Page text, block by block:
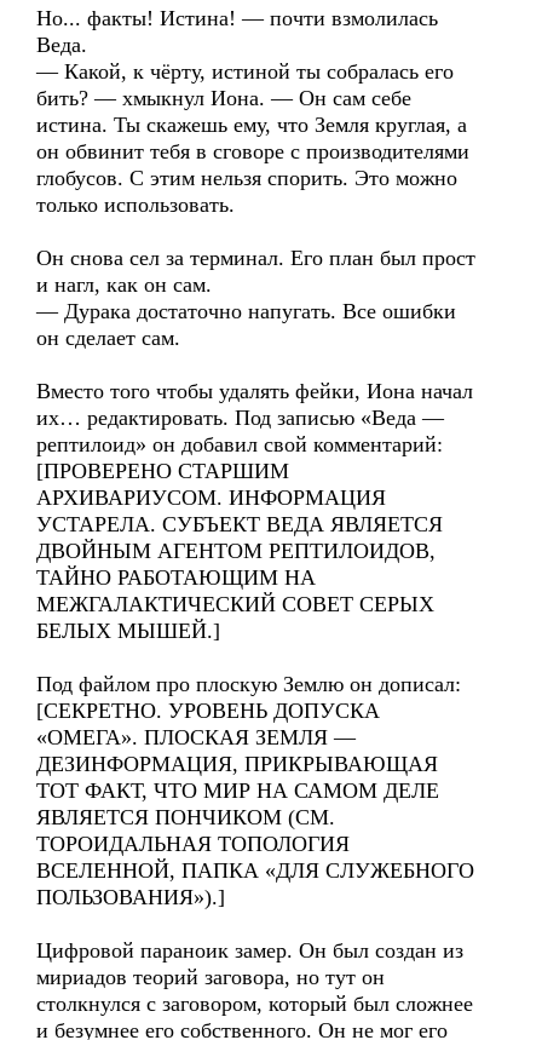
Но... факты! Истина! — почти взмолилась
Веда.
— Какой, к чёрту, истиной ты собралась его
бить? — хмыкнул Иона. — Он сам себе
истина. Ты скажешь ему, что Земля круглая, а
он обвинит тебя в сговоре с производителями
глобусов. С этим нельзя спорить. Это можно
только использовать.
Он снова сел за терминал. Его план был прост
и нагл, как он сам.
— Дурака достаточно напугать. Все ошибки
он сделает сам.
Вместо того чтобы удалять фейки, Иона начал
их… редактировать. Под записью «Веда —
рептилоид» он добавил свой комментарий:
[ПРОВЕРЕНО СТАРШИМ
АРХИВАРИУСОМ. ИНФОРМАЦИЯ
УСТАРЕЛА. СУБЪЕКТ ВЕДА ЯВЛЯЕТСЯ
ДВОЙНЫМ АГЕНТОМ РЕПТИЛОИДОВ,
ТАЙНО РАБОТАЮЩИМ НА
МЕЖГАЛАКТИЧЕСКИЙ СОВЕТ СЕРЫХ
БЕЛЫХ МЫШЕЙ.]
Под файлом про плоскую Землю он дописал:
[СЕКРЕТНО. УРОВЕНЬ ДОПУСКА
«ОМЕГА». ПЛОСКАЯ ЗЕМЛЯ —
ДЕЗИНФОРМАЦИЯ, ПРИКРЫВАЮЩАЯ
ТОТ ФАКТ, ЧТО МИР НА САМОМ ДЕЛЕ
ЯВЛЯЕТСЯ ПОНЧИКОМ (СМ.
ТОРОИДАЛЬНАЯ ТОПОЛОГИЯ
ВСЕЛЕННОЙ, ПАПКА «ДЛЯ СЛУЖЕБНОГО
ПОЛЬЗОВАНИЯ»).]
Цифровой параноик замер. Он был создан из
мириадов теорий заговора, но тут он
столкнулся с заговором, который был сложнее
и безумнее его собственного. Он не мог его